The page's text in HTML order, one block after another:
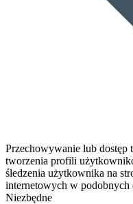
Przechowywanie lub dostęp
tworzenia profili
śledzenia użytkownika na
internetowych w podobnych
Niezbędne